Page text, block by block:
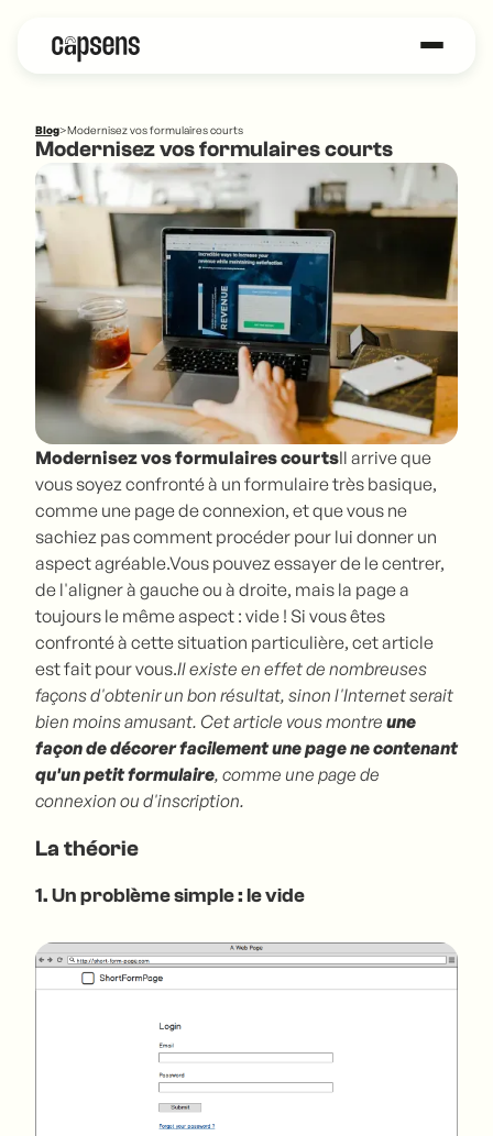
Blog>Modernisez vos formulaires courts
Modernisez vos formulaires courts
Modernisez vos formulaires courtsIl arrive que
vous soyez confronté à un formulaire très basique,
comme une page de connexion, et que vous ne
sachiez pas comment procéder pour lui donner un
aspect agréable.Vous pouvez essayer de le centrer,
de l'aligner à gauche ou à droite, mais la page a
toujours le même aspect : vide ! Si vous êtes
confronté à cette situation particulière, cet article
est fait pour vous.Il existe en effet de nombreuses
façons d'obtenir un bon résultat, sinon l'Internet serait
bien moins amusant. Cet article vous montre une
façon de décorer facilement une page ne contenant
qu'un petit formulaire, comme une page de
connexion ou d'inscription.
La théorie
1. Un problème simple : le vide